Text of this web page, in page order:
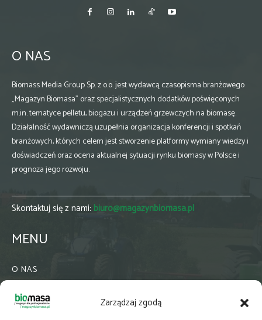
Zarządzaj zgodą
O NAS
Biomass Media Group Sp. z o.o. jest wydawcą czasopisma branżowego
„Magazyn Biomasa” oraz specjalistycznych dodatków poświęconych
m.in. tematyce pelletu, biogazu i urządzeń grzewczych na biomasę.
Działalność wydawniczą uzupełnia organizacja konferencji i spotkań
branżowych, których celem jest stworzenie platformy wymiany wiedzy i
doświadczeń oraz ocena aktualnej sytuacji rynku biomasy w Polsce i
prognoza jego rozwoju.
Skontaktuj się z nami: biuro@magazynbiomasa.pl
MENU
O NAS
WSPÓŁPRACA